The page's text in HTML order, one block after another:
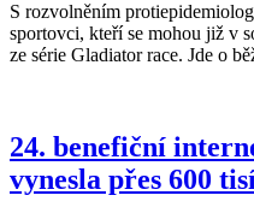
S rozvolněním
sportovci, kteří se mohou již v
ze série Gladiator race. Jde o
24. benefiční
vynesla přes 600